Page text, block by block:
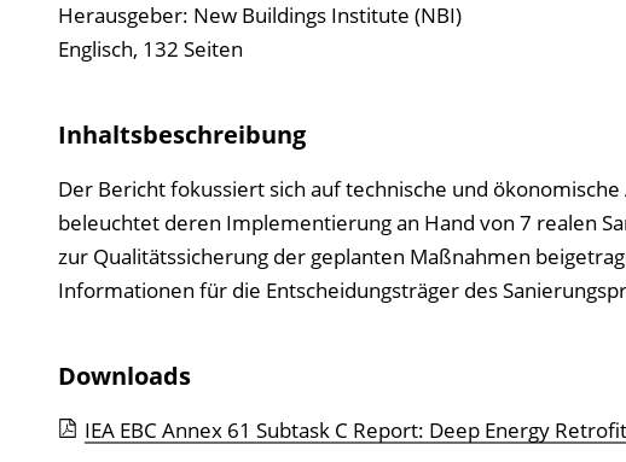
Herausgeber: New Buildings Institute (NBI)
Englisch, 132 Seiten
Inhaltsbeschreibung
Der Bericht fokussiert sich auf technische und
beleuchtet deren Implementierung an Hand von 7 realen
zur Qualitätssicherung der geplanten Maßnahmen
Informationen für die Entscheidungsträger des
Downloads
IEA EBC Annex 61 Subtask C Report: Deep Energy